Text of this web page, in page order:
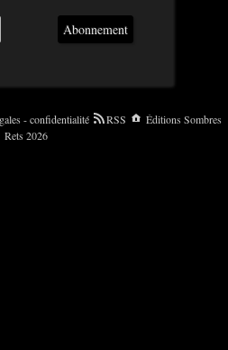
Abonnement
- confidentialité RSS
Éditions Sombres
Rets 2026